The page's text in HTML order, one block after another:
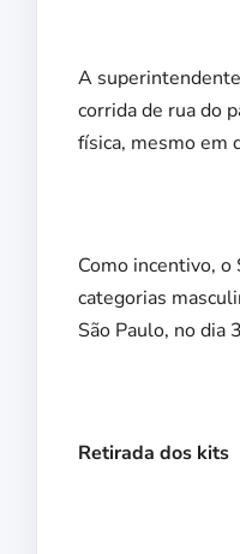
A
corrida de rua do
física, mesmo em
Como incentivo,
categorias
São Paulo, no dia
Retirada dos kits